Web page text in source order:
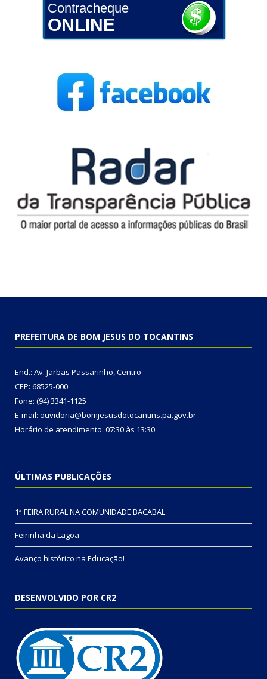
Contracheque
ONLINE
PREFEITURA DE BOM JESUS DO TOCANTINS
End.: Av. Jarbas Passarinho, Centro
CEP: 68525-000
Fone: (94) 3341-1125
E-mail: ouvidoria@bomjesusdotocantins.pa.gov.br
Horário de atendimento: 07:30 às 13:30
ÚLTIMAS PUBLICAÇÕES
1ª FEIRA RURAL NA COMUNIDADE BACABAL
Feirinha da Lagoa
Avanço histórico na Educação!
DESENVOLVIDO POR CR2